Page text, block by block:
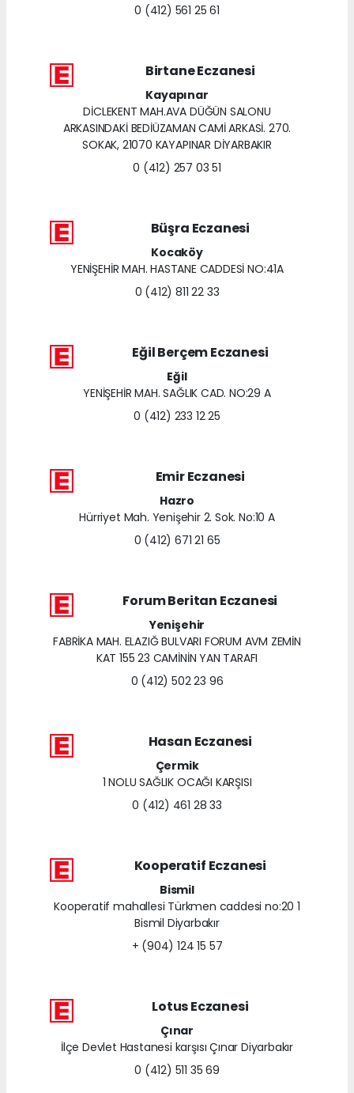
0 (412) 561 25 61
Birtane Eczanesi
Kayapınar
DİCLEKENT MAH.AVA DÜĞÜN SALONU
ARKASINDAKİ BEDİÜZAMAN CAMİ ARKASİ. 270.
SOKAK, 21070 KAYAPINAR DİYARBAKIR
0 (412) 257 03 51
Büşra Eczanesi
Kocaköy
YENİŞEHİR MAH. HASTANE CADDESİ NO:41A
0 (412) 811 22 33
Eğil Berçem Eczanesi
Eğil
YENİŞEHİR MAH. SAĞLIK CAD. NO:29 A
0 (412) 233 12 25
Emir Eczanesi
Hazro
Hürriyet Mah. Yenişehir 2. Sok. No:10 A
0 (412) 671 21 65
Forum Beritan Eczanesi
Yenişehir
FABRİKA MAH. ELAZIĞ BULVARI FORUM AVM ZEMİN
KAT 155 23 CAMİNİN YAN TARAFI
0 (412) 502 23 96
Hasan Eczanesi
Çermik
1 NOLU SAĞLIK OCAĞI KARŞISI
0 (412) 461 28 33
Kooperatif Eczanesi
Bismil
Kooperatif mahallesi Türkmen caddesi no:20 1
Bismil Diyarbakır
+ (904) 124 15 57
Lotus Eczanesi
Çınar
İlçe Devlet Hastanesi karşısı Çınar Diyarbakır
0 (412) 511 35 69